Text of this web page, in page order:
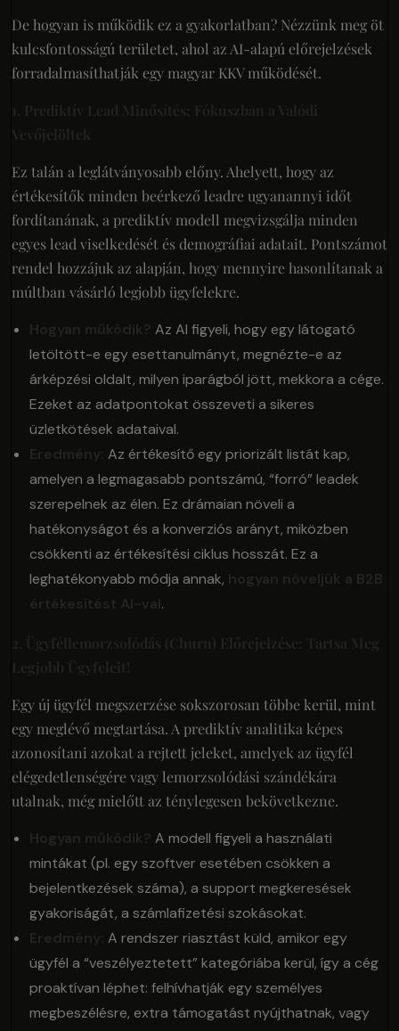
De hogyan is működik ez a gyakorlatban? Nézzünk meg öt
kulcsfontosságú területet, ahol az AI-alapú előrejelzések
forradalmasíthatják egy magyar KKV működését.
1. Prediktív Lead Minősítés: Fókuszban a Valódi
Vevőjelöltek
Ez talán a leglátványosabb előny. Ahelyett, hogy az
értékesítők minden beérkező leadre ugyanannyi időt
fordítanának, a prediktív modell megvizsgálja minden
egyes lead viselkedését és demográfiai adatait. Pontszámot
rendel hozzájuk az alapján, hogy mennyire hasonlítanak a
múltban vásárló legjobb ügyfelekre.
Hogyan működik?
Az AI figyeli, hogy egy látogató
letöltött-e egy esettanulmányt, megnézte-e az
árképzési oldalt, milyen iparágból jött, mekkora a cége.
Ezeket az adatpontokat összeveti a sikeres
üzletkötések adataival.
Az értékesítő egy priorizált listát kap,
amelyen a legmagasabb pontszámú, “forró” leadek
szerepelnek az élen. Ez drámaian növeli a
hatékonyságot és a konverziós arányt, miközben
csökkenti az értékesítési ciklus hosszát. Ez a
leghatékonyabb módja annak,
hogyan növeljük a B2B
értékesítést AI-val .
2. Ügyféllemorzsolódás (Churn) Előrejelzése: Tartsa Meg
Legjobb Ügyfeleit!
Egy új ügyfél megszerzése sokszorosan többe kerül, mint
egy meglévő megtartása. A prediktív analitika képes
azonosítani azokat a rejtett jeleket, amelyek az ügyfél
elégedetlenségére vagy lemorzsolódási szándékára
utalnak, még mielőtt az ténylegesen bekövetkezne.
Hogyan működik?
A modell figyeli a használati
mintákat (pl. egy szoftver esetében csökken a
bejelentkezések száma), a support megkeresések
gyakoriságát, a számlafizetési szokásokat.
A rendszer riasztást küld, amikor egy
ügyfél a “veszélyeztetett” kategóriába kerül, így a cég
proaktívan léphet: felhívhatják egy személyes
megbeszélésre, extra támogatást nyújthatnak, vagy